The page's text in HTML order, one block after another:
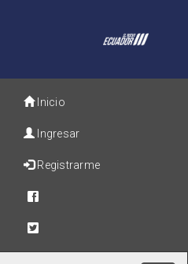
Inicio
Ingresar
Registrarme